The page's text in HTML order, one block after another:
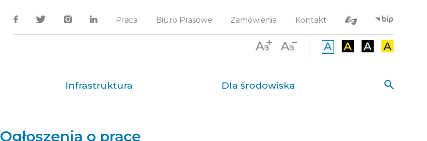
Praca Biuro Prasowe Zamówienia Kontakt
Infrastruktura Dla środowiska
Ogłoszenia o pracę